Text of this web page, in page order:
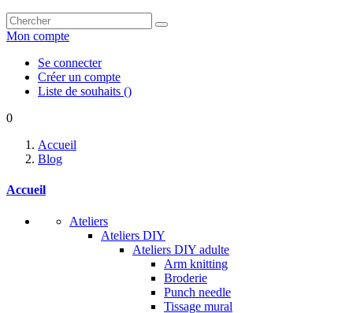
Mon compte
Se connecter
Créer un compte
Liste de souhaits ()
0
Accueil
Blog
Accueil
Ateliers
Ateliers DIY
Ateliers DIY adulte
Arm knitting
Broderie
Punch needle
Tissage mural